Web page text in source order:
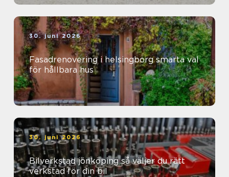
30. juni 2026
Fasadrenovering i helsingborg smarta val
för hållbara hus
30. juni 2026
Bilverkstad jönköping så väljer du rätt
verkstad för din bil